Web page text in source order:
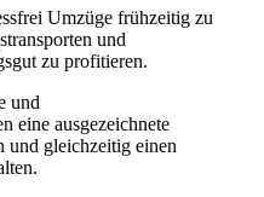
Umzüge frühzeitig zu
und
zu profitieren.
und
eine ausgezeichnete
gleichzeitig einen